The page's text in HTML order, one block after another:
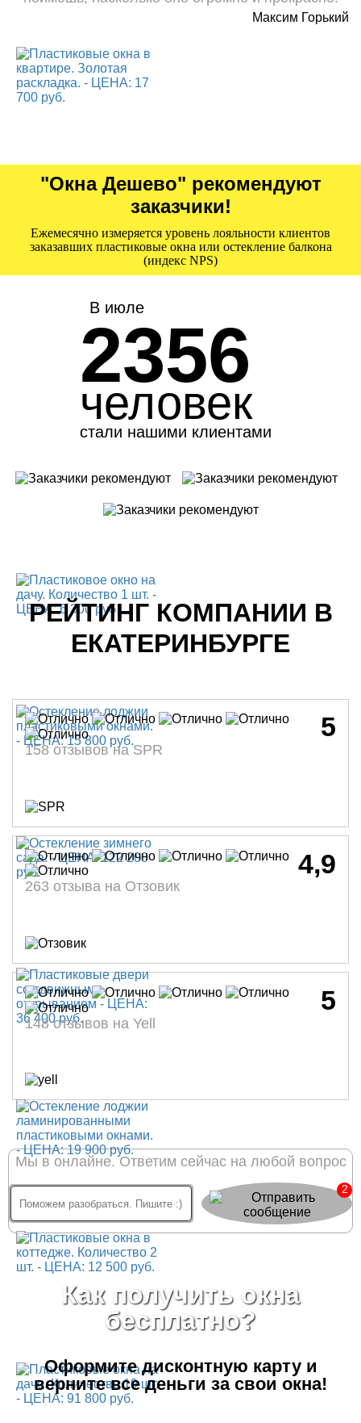
Максим Горький
"Окна Дешево" рекомендуют
заказчики!
Ежемесячно измеряется уровень лояльности клиентов
заказавших пластиковые окна или остекление балкона
(индекс NPS)
В июле
2356
человек
стали нашими клиентами
РЕЙТИНГ КОМПАНИИ В
ЕКАТЕРИНБУРГЕ
5
158 отзывов на SPR
4,9
263 отзыва на Отзовик
5
148 отзывов на Yell
Мы в онлайне. Ответим сейчас на любой вопрос
2
Как получить окна
бесплатно?
Оформите дисконтную картуи
верните все деньги за свои окна!